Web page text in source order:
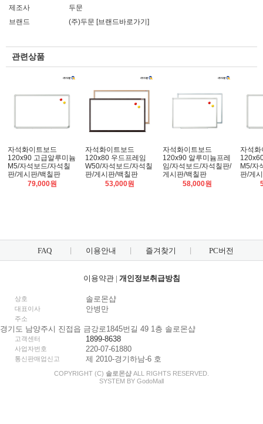
제조사
두문
브랜드
(주)두문 [브랜드바로가기]
관련상품
자석화이트보드
120x90 고급알루미늄
M5/자석보드/자석칠
판/게시판/백칠판
79,000원
자석화이트보드
120x80 우드프레임
W50/자석보드/자석칠
판/게시판/백칠판
53,000원
자석화이트보드
120x90 알루미늄프레
임/자석보드/자석칠판/
게시판/백칠판
58,000원
자석화
M5/자
판/게
FAQ 이용안내 즐겨찾기 PC버전
이용약관| 개인정보취급방침
상호 솔로몬샵
대표이사 안병만
주소
경기도 남양주시 진접읍 금강로1845번길 49 1층 솔로몬샵
고객센터 1899-8638
사업자번호 220-07-61880
통신판매업신고 제 2010-경기하남-6 호
COPYRIGHT (C) 솔로몬샵 ALL RIGHTS RESERVED.
SYSTEM BY GodoMall